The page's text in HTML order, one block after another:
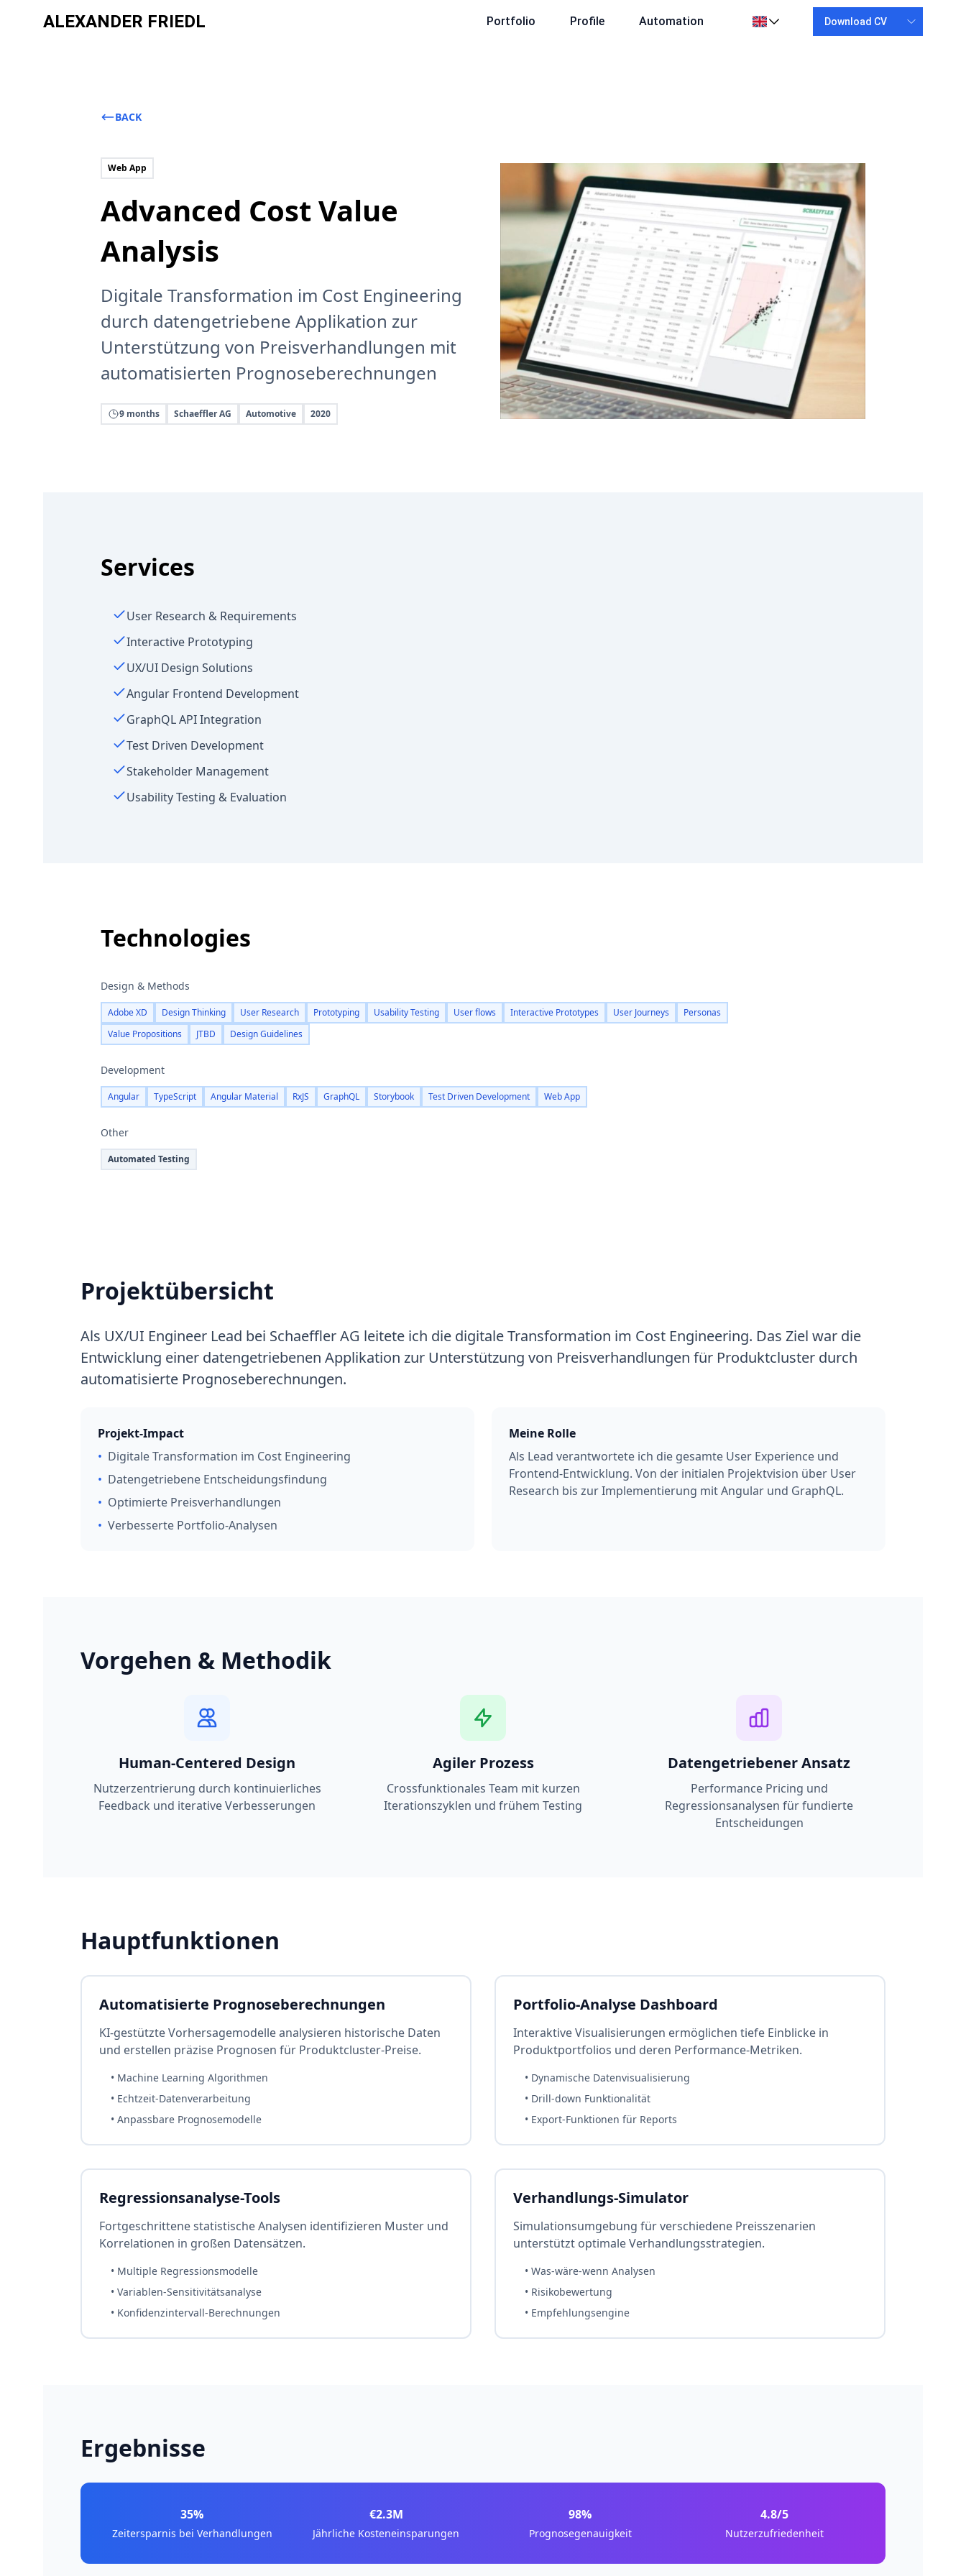
ALEXANDER FRIEDL Portfolio Profile Automation Download CV
BACK
Web App
Advanced Cost Value
Analysis
Digitale Transformation im Cost Engineering
durch datengetriebene Applikation zur
Unterstützung von Preisverhandlungen mit
automatisierten Prognoseberechnungen
9 months Schaeffler AG Automotive 2020
Services
User Research & Requirements
Interactive Prototyping
UX/UI Design Solutions
Angular Frontend Development
GraphQL API Integration
Test Driven Development
Stakeholder Management
Usability Testing & Evaluation
Technologies
Design & Methods
Adobe XD Design Thinking User Research Prototyping Usability Testing User flows Interactive Prototypes User Journeys
Personas
Value Propositions
JTBD Design Guidelines
Development
Angular TypeScript Angular Material RxJS GraphQL Storybook Test Driven Development Web App
Other
Automated Testing
Projektübersicht
Als UX/UI Engineer Lead bei Schaeffler AG leitete ich die digitale Transformation im Cost Engineering. Das Ziel war die
Entwicklung einer datengetriebenen Applikation zur Unterstützung von Preisverhandlungen für Produktcluster durch
automatisierte Prognoseberechnungen.
Projekt-Impact
• Digitale Transformation im Cost Engineering
• Datengetriebene Entscheidungsfindung
• Optimierte Preisverhandlungen
• Verbesserte Portfolio-Analysen
Meine Rolle
Als Lead verantwortete ich die gesamte User Experience und
Frontend-Entwicklung. Von der initialen Projektvision über User
Research bis zur Implementierung mit Angular und GraphQL.
Vorgehen & Methodik
Human-Centered Design
Nutzerzentrierung durch kontinuierliches
Feedback und iterative Verbesserungen
Agiler Prozess
Crossfunktionales Team mit kurzen
Iterationszyklen und frühem Testing
Datengetriebener Ansatz
Performance Pricing und
Regressionsanalysen für fundierte
Entscheidungen
Hauptfunktionen
Automatisierte Prognoseberechnungen
KI-gestützte Vorhersagemodelle analysieren historische Daten
und erstellen präzise Prognosen für Produktcluster-Preise.
• Machine Learning Algorithmen
• Echtzeit-Datenverarbeitung
• Anpassbare Prognosemodelle
Portfolio-Analyse Dashboard
Interaktive Visualisierungen ermöglichen tiefe Einblicke in
Produktportfolios und deren Performance-Metriken.
• Dynamische Datenvisualisierung
• Drill-down Funktionalität
• Export-Funktionen für Reports
Regressionsanalyse-Tools
Fortgeschrittene statistische Analysen identifizieren Muster und
Korrelationen in großen Datensätzen.
• Multiple Regressionsmodelle
• Variablen-Sensitivitätsanalyse
• Konfidenzintervall-Berechnungen
Verhandlungs-Simulator
Simulationsumgebung für verschiedene Preisszenarien
unterstützt optimale Verhandlungsstrategien.
• Was-wäre-wenn Analysen
• Risikobewertung
• Empfehlungsengine
Ergebnisse
35%
Zeitersparnis bei Verhandlungen
€2.3M
Jährliche Kosteneinsparungen
98%
Prognosegenauigkeit
4.8/5
Nutzerzufriedenheit